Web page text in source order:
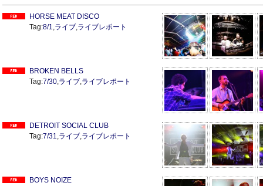
HORSE MEAT DISCO
Tag:8/1,ライブ,ライブレポート
BROKEN BELLS
Tag:7/30,ライブ,ライブレポート
DETROIT SOCIAL CLUB
Tag:7/31,ライブ,ライブレポート
BOYS NOIZE